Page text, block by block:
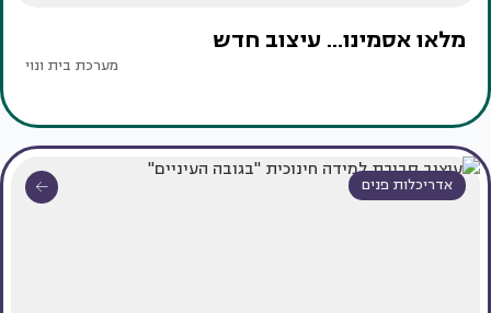
מלאו אסמינו... עיצוב חדש
מערכת בית ונוי
אדריכלות פנים